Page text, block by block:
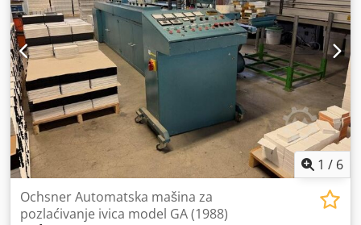
1 / 6
Ochsner Automatska mašina za
pozlaćivanje ivica model GA (1988)